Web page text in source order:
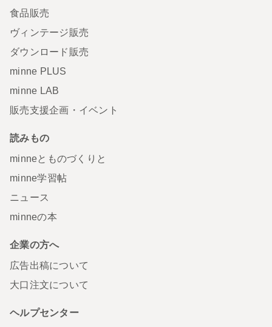
食品販売
ヴィンテージ販売
ダウンロード販売
minne PLUS
minne LAB
販売支援企画・イベント
読みもの
minneとものづくりと
minne学習帖
ニュース
minneの本
企業の方へ
広告出稿について
大口注文について
ヘルプセンター